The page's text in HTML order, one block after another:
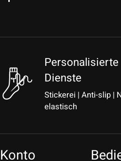
Personalisierte
Dienste
Stickerei | Anti-slip |
elastisch
Konto